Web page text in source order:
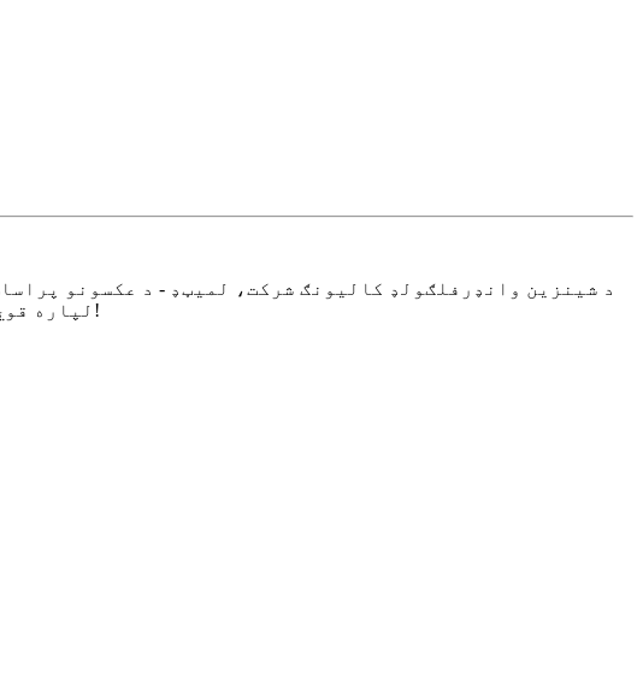
د شینزین وانډرفلګولډ کالیونګ شرکت، لمیټډ - د عکسونو
لپاره قوي وړتیا، ښه کاریګري ترڅو ستاسو په څنګ کې د سویټر صادرونکي په توګه وي. تمرکز وکړئ، مسلکي اوسئ!